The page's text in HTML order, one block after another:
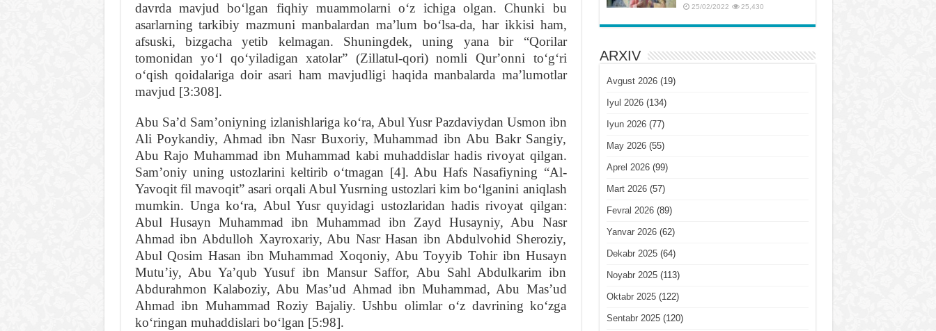
davrda mavjud boʻlgan fiqhiy muammolarni oʻz ichiga olgan. Chunki bu
asarlarning tarkibiy mazmuni manbalardan maʼlum boʻlsa-da, har ikkisi ham,
afsuski, bizgacha yetib kelmagan. Shuningdek, uning yana bir “Qorilar
tomonidan yoʻl qoʻyiladigan xatolar” (Zillatul-qori) nomli Qurʼonni toʻgʻri
oʻqish qoidalariga doir asari ham mavjudligi haqida manbalarda maʼlumotlar
mavjud [3:308].
Abu Saʼd Samʼoniyning izlanishlariga koʻra, Abul Yusr Pazdaviydan Usmon ibn
Ali Poykandiy, Ahmad ibn Nasr Buxoriy, Muhammad ibn Abu Bakr Sangiy,
Abu Rajo Muhammad ibn Muhammad kabi muhaddislar hadis rivoyat qilgan.
Samʼoniy uning ustozlarini keltirib oʻtmagan [4]. Abu Hafs Nasafiyning “Al-
Yavoqit fil mavoqit” asari orqali Abul Yusrning ustozlari kim boʻlganini aniqlash
mumkin. Unga koʻra, Abul Yusr quyidagi ustozlaridan hadis rivoyat qilgan:
Abul Husayn Muhammad ibn Muhammad ibn Zayd Husayniy, Abu Nasr
Ahmad ibn Abdulloh Xayroxariy, Abu Nasr Hasan ibn Abdulvohid Sheroziy,
Abul Qosim Hasan ibn Muhammad Xoqoniy, Abu Toyyib Tohir ibn Husayn
Mutuʼiy, Abu Yaʼqub Yusuf ibn Mansur Saffor, Abu Sahl Abdulkarim ibn
Abdurahmon Kalaboziy, Abu Masʼud Ahmad ibn Muhammad, Abu Masʼud
Ahmad ibn Muhammad Roziy Bajaliy. Ushbu olimlar oʻz davrining koʻzga
koʻringan muhaddislari boʻlgan [5:98].
25/02/2022 25,430
ARXIV
Avgust 2026(19)
Iyul 2026(134)
Iyun 2026(77)
May 2026(55)
Aprel 2026(99)
Mart 2026(57)
Fevral 2026(89)
Yanvar 2026(62)
Dekabr 2025(64)
Noyabr 2025(113)
Oktabr 2025(122)
Sentabr 2025(120)